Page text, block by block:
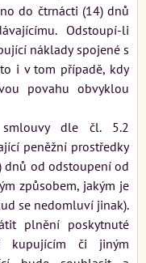
do čtrnácti (14) dnů
Odstoupí-li
náklady spojené s
i v tom případě, kdy
povahu obvyklou
dle čl. 5.2
peněžní prostředky
dnů od odstoupení od
způsobem, jakým je
se nedomluví jinak).
plnění poskytnuté
kupujícím či jiným